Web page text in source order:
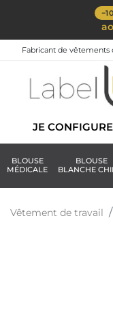
Fabricant de vêtements
JE
BLOUSE
MÉDICALE
BLOUSE
BLANCHE
Vêtement de travail